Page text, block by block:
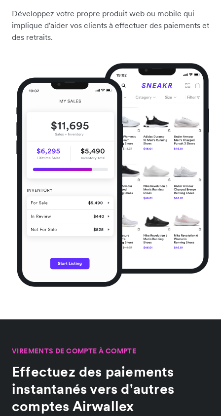
Développez votre propre produit web ou mobile qui
implique d'aider vos clients à effectuer des paiements et
des retraits.
VIREMENTS DE COMPTE À COMPTE
Effectuez des paiements
instantanés vers d'autres
comptes Airwallex